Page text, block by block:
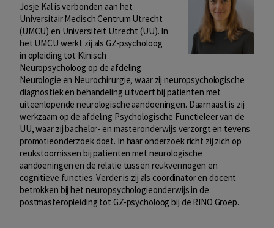
Josje Kal is verbonden aan het
Universitair Medisch Centrum Utrecht
(UMCU) en Universiteit Utrecht (UU). In
het UMCU werkt zij als GZ-psycholoog
in opleiding tot Klinisch
Neuropsycholoog op de afdeling
Neurologie en Neurochirurgie, waar zij neuropsychologische
diagnostiek en behandeling uitvoert bij patiënten met
uiteenlopende neurologische aandoeningen. Daarnaast is zij
werkzaam op de afdeling Psychologische Functieleer van de
UU, waar zij bachelor- en masteronderwijs verzorgt en tevens
promotieonderzoek doet. In haar onderzoek richt zij zich op
reukstoornissen bij patiënten met neurologische
aandoeningen en de relatie tussen reukvermogen en
cognitieve functies. Verder is zij als coördinator en docent
betrokken bij het neuropsychologieonderwijs in de
postmasteropleiding tot GZ-psycholoog bij de RINO Groep.